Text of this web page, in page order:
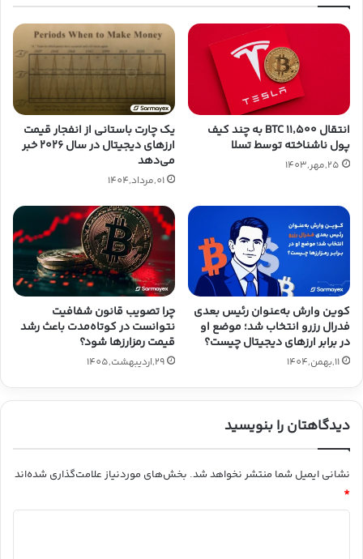
انتقال ۱۱٬۵۰۰ BTC به چند کیف
پول ناشناخته توسط تسلا
25,مهر,1403
یک چارت باستانی از انفجار قیمت
ارزهای دیجیتال در سال ۲۰۲۶ خبر
می‌دهد
01,مرداد,1404
کوین وارش به‌عنوان رئیس بعدی
فدرال رزرو انتخاب شد؛ موضع او
در برابر ارزهای دیجیتال چیست؟
11,بهمن,1404
چرا تصویب قانون شفافیت
نتوانست در کوتاه‌مدت باعث رشد
قیمت رمزارزها شود؟
29,اردیبهشت,1405
دیدگاهتان را بنویسید
نشانی ایمیل شما منتشر نخواهد شد. بخش‌های موردنیاز علامت‌گذاری شده‌اند
*